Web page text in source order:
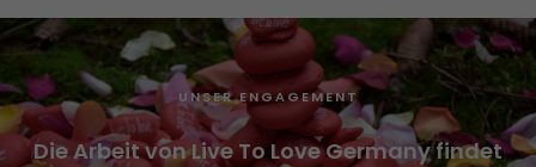
UNSER ENGAGEMENT
Die Arbeit von Live To Love Germany findet